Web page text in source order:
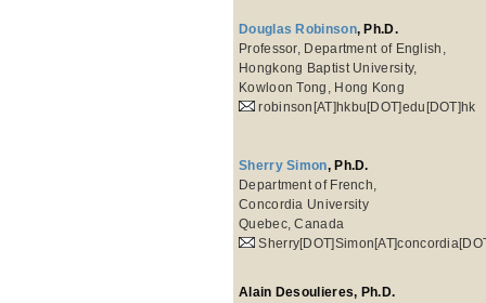
Douglas Robinson, Ph.D.
Professor, Department of English,
Hongkong Baptist University,
Kowloon Tong, Hong Kong
robinson[AT]hkbu[DOT]edu[DOT]hk
Sherry Simon, Ph.D.
Department of French,
Concordia University
Quebec, Canada
Alain Desoulieres, Ph.D.